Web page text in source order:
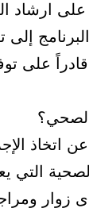
على ارشاد
إلى
على
التي
زوار